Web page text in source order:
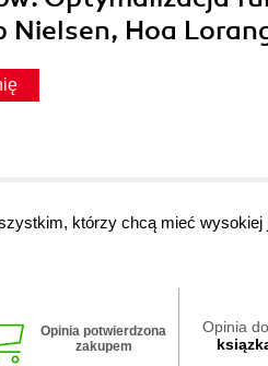
Hoa
którzy chcą mieć wysokiej
Opinia potwierdzona
zakupem
Opinia